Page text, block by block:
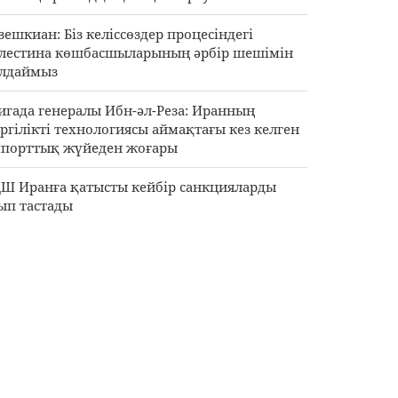
Біз келіссөздер процесіндегі
көшбасшыларының әрбір шешімін
генералы Ибн-әл-Реза: Иранның
технологиясы аймақтағы кез келген
жүйеден жоғары
Иранға қатысты кейбір санкцияларды
тастады